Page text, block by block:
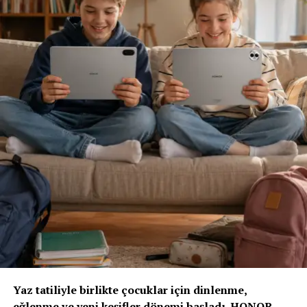
Sigortacılığı sezonluk indirim odaklı yapıdan
uzaklaştırmak gerektiğini ifade edenÖlken,sözlerine
şöyle devam etti: “Toplam maliyetleri düşüren,
verimliliği artıran ve müşterilerimize daha erişilebilir
çözümler sunan bir sektör yapısına ihtiyacımız var. Bu
yüzden sektör olarak fabrika ayarlarımıza dönmeliyiz.
Bizim fabrika ayarlarımız; müşteriyi anlamakla başlar,
riski doğru değerlendirmekle, acenteyi güçlendirmekle
ve sürdürülebilir fiyatlama disipliniyle şekillenir. AXA
Türkiye olarak Empati Güvencesi yaklaşımımızı önleyici
sigortacılık anlayışıyla birleştiriyor, Adaptif Sigortacılık
2030 vizyonumuzla geleceğe hazırlanıyoruz. Çünkü
gelecekte değer yaratacak olan, yalnızca gerçekleşen
kayıpları karşılayan değil; hayatı koruyan, riskleri
öngören ve dayanıklılığı artıran sigortacılık modelidir.”
“Yapay Zeka ve Veri, Yeni Dönemin Belirleyicileri
Yaz tatiliyle birlikte çocuklar için dinlenme,